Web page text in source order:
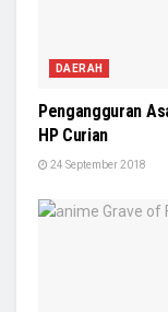
DAERAH
Pengangguran
HP Curian
24 September 2018